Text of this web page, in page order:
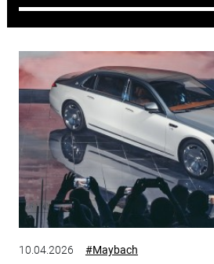
10.04.2026 #Maybach